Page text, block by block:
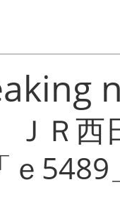
ＪＲ
ｅ